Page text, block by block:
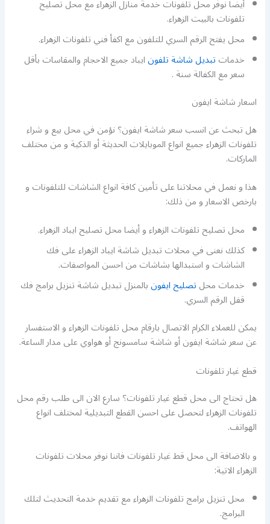
أيضا نوفر محل تلفونات خدمة منازل الزهراء مع محل تصليح
تلفونات بالبيت الزهراء.
محل يفتح الرقم السري للتلفون مع اكفأ فني تلفونات الزهراء.
خدماتتبديل شاشة تلفونايباد جميع الاحجام والمقاسات بأقل
سعر مع الكفالة سنة .
اسعار شاشة ايفون
هل تبحث عن انسب سعر شاشة ايفون؟ نؤمن في محل بيع و شراء
تلفونات الزهراء جميع انواع الموبايلات الحديثة أو الذكية و من مختلف
الماركات.
هذا و نعمل في محلاتنا على تأمين كافة انواع الشاشات للتلفونات و
بارخص الاسعار و من ذلك:
محل تصليح تلفونات الزهراء و أيضا محل تصليح ايباد الزهراء.
كذلك نعنى في محلات تبديل شاشة ايباد الزهراء على فك
الشاشات و استبدالها بشاشات من احسن المواصفات.
خدمات محلتصليح ايفونبالمنزل تبديل شاشة تنزيل برامج فك
قفل الرقم السري.
يمكن للعملاء الكرام الاتصال بارقام محل تلفونات الزهراء و الاستفسار
عن سعر شاشة ايفون أو شاشة سامسونج أو هواوي على مدار الساعة.
قطع غيار تلفونات
هل تحتاج الى محل قطع غيار تلفونات؟ سارع الان الى طلب رقم محل
تلفونات الزهراء لتحصل على احسن القطع التبديلية لمختلف انواع
الهواتف.
و بالاضافة الى محل قط غيار تلفونات فاننا نوفر محلات تلفونات
الزهراء الاتية:
محل تنزيل برامج تلفونات الزهراء مع تقديم خدمة التحديث لتلك
البرامج.